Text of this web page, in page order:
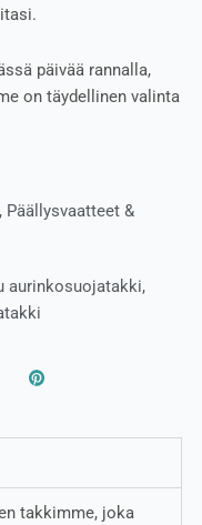
päivää rannalla,
on täydellinen valinta
Päällysvaatteet &
aurinkosuojatakki,
takkimme, joka